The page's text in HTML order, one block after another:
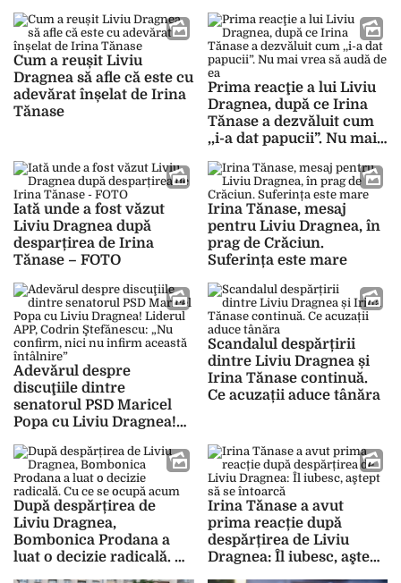
Cum a reușit Liviu
Dragnea să afle că este cu
adevărat înșelat de Irina
Tănase
Prima reacţie a lui Liviu
Dragnea, după ce Irina
Tănase a dezvăluit cum
,,i-a dat papucii”. Nu mai
Iată unde a fost văzut
Liviu Dragnea după
desparțirea de Irina
Tănase – FOTO
Irina Tănase, mesaj
pentru Liviu Dragnea, în
prag de Crăciun.
Suferința este mare
Adevărul despre
discuţiile dintre
senatorul PSD Maricel
Popa cu Liviu Dragnea!
Ştefănescu: „Nu confirm,
nici nu infirm această
întâlnire”
Scandalul despărțirii
dintre Liviu Dragnea și
Irina Tănase continuă.
Ce acuzații aduce tânăra
După despărțirea de
Liviu Dragnea,
Bombonica Prodana a
luat o decizie radicală. Cu
Irina Tănase a avut
prima reacție după
despărțirea de Liviu
Dragnea: Îl iubesc, aştept